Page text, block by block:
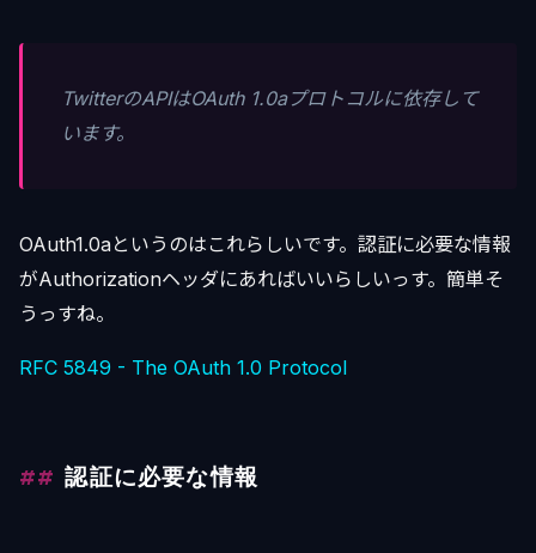
TwitterのAPIはOAuth 1.0aプロトコルに依存して
います。
OAuth1.0aというのはこれらしいです。認証に必要な情報
がAuthorizationヘッダにあればいいらしいっす。簡単そ
うっすね。
RFC 5849 - The OAuth 1.0 Protocol
認証に必要な情報